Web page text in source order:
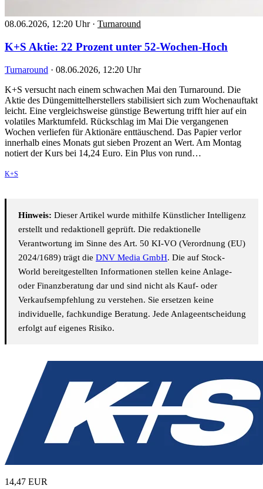
08.06.2026, 12:20 Uhr · Turnaround
K+S Aktie: 22 Prozent unter 52-Wochen-Hoch
Turnaround · 08.06.2026, 12:20 Uhr
K+S versucht nach einem schwachen Mai den Turnaround. Die
Aktie des Düngemittelherstellers stabilisiert sich zum Wochenauftakt
leicht. Eine vergleichsweise günstige Bewertung trifft hier auf ein
volatiles Marktumfeld. Rückschlag im Mai Die vergangenen
Wochen verliefen für Aktionäre enttäuschend. Das Papier verlor
innerhalb eines Monats gut sieben Prozent an Wert. Am Montag
notiert der Kurs bei 14,24 Euro. Ein Plus von rund…
K+S
Hinweis: Dieser Artikel wurde mithilfe Künstlicher Intelligenz
erstellt und redaktionell geprüft. Die redaktionelle
Verantwortung im Sinne des Art. 50 KI-VO (Verordnung (EU)
2024/1689) trägt die DNV Media GmbH. Die auf Stock-
World bereitgestellten Informationen stellen keine Anlage-
oder Finanzberatung dar und sind nicht als Kauf- oder
Verkaufsempfehlung zu verstehen. Sie ersetzen keine
individuelle, fachkundige Beratung. Jede Anlageentscheidung
erfolgt auf eigenes Risiko.
14,47 EUR